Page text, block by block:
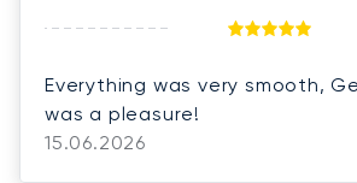
Everything was very smooth,
was a pleasure!
15.06.2026